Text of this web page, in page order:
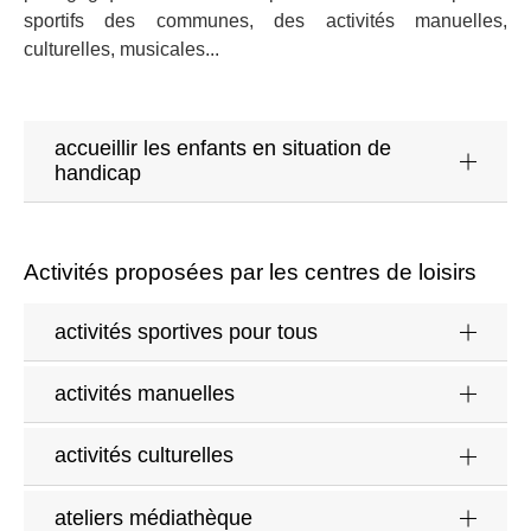
sportifs des communes, des activités manuelles,
culturelles, musicales...
accueillir les enfants en situation de
handicap
Activités proposées par les centres de loisirs
activités sportives pour tous
activités manuelles
activités culturelles
ateliers médiathèque